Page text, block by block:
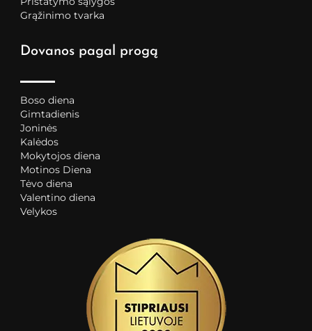
Grąžinimo tvarka
Dovanos pagal progą
Boso diena
Gimtadienis
Joninės
Kalėdos
Mokytojos diena
Motinos Diena
Tėvo diena
Valentino diena
Velykos